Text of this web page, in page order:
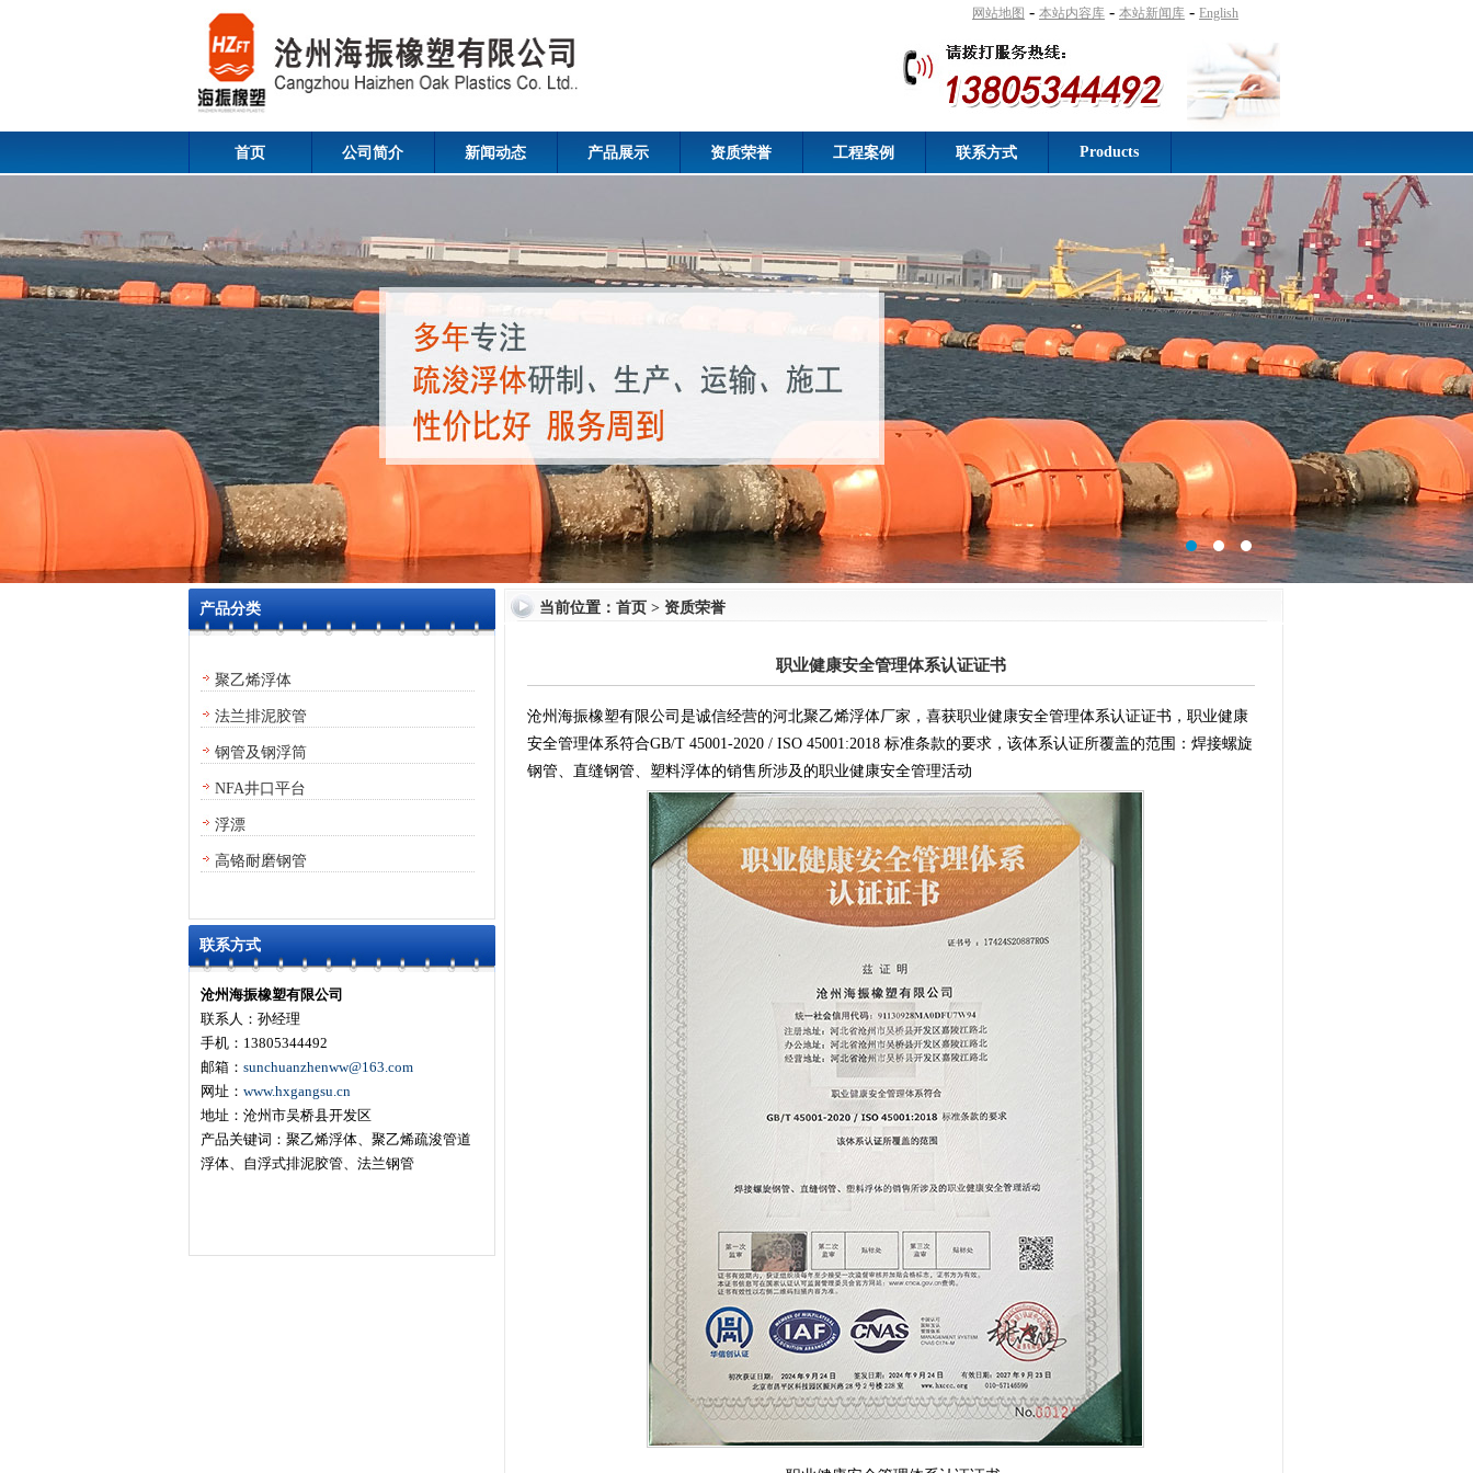
网站地图 - 本站内容库 - 本站新闻库 - English
首页 公司简介 新闻动态 产品展示 资质荣誉 工程案例 联系方式 Products
产品分类
聚乙烯浮体
法兰排泥胶管
钢管及钢浮筒
NFA井口平台
浮漂
高铬耐磨钢管
联系方式
沧州海振橡塑有限公司
联系人：孙经理
手机：13805344492
邮箱： sunchuanzhenww@163.com
网址： www.hxgangsu.cn
地址：沧州市吴桥县开发区
产品关键词：聚乙烯浮体、聚乙烯疏浚管道
浮体、自浮式排泥胶管、法兰钢管
当前位置： 首页 > 资质荣誉
职业健康安全管理体系认证证书
沧州海振橡塑有限公司是诚信经营的河北聚乙烯浮体厂家，喜获职业健康安全管理体系认证证书，职业健康
安全管理体系符合GB/T 45001-2020 / ISO 45001:2018 标准条款的要求，该体系认证所覆盖的范围：焊接螺旋
钢管、直缝钢管、塑料浮体的销售所涉及的职业健康安全管理活动